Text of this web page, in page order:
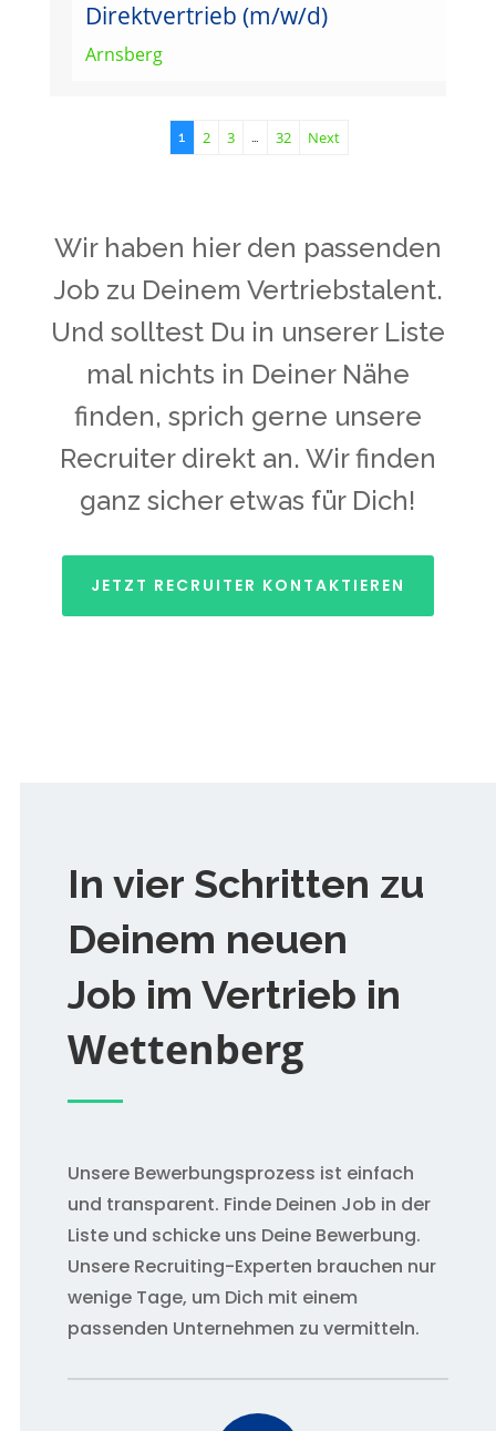
Direktvertrieb (m/w/d)
Arnsberg
1 2 3 … 32 Next
Wir haben hier den passenden
Job zu Deinem Vertriebstalent.
Und solltest Du in unserer Liste
mal nichts in Deiner Nähe
finden, sprich gerne unsere
Recruiter direkt an. Wir finden
ganz sicher etwas für Dich!
JETZT RECRUITER KONTAKTIEREN
In vier Schritten zu
Deinem neuen
Job im Vertrieb in
Wettenberg
Unsere Bewerbungsprozess ist einfach
und transparent. Finde Deinen Job in der
Liste und schicke uns Deine Bewerbung.
Unsere Recruiting-Experten brauchen nur
wenige Tage, um Dich mit einem
passenden Unternehmen zu vermitteln.